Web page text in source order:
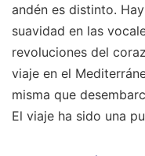
andén es distinto.
suavidad en las
revoluciones del
viaje en el
misma que
El viaje ha sido una